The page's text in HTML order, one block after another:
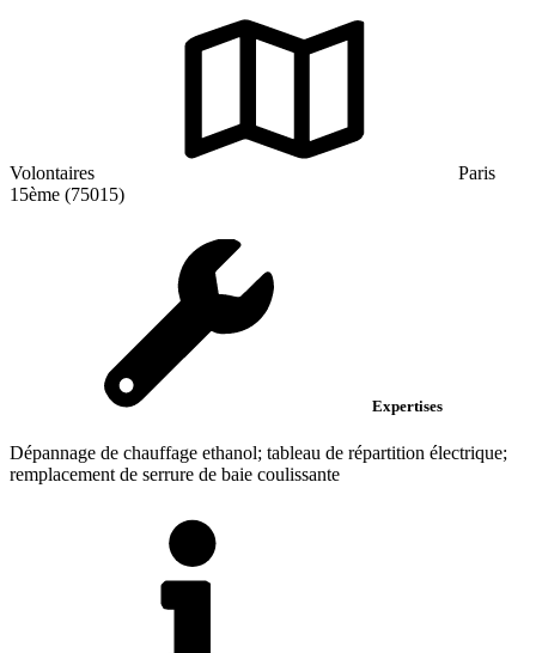
Volontaires
Paris
15ème (75015)
Expertises
Dépannage de chauffage ethanol; tableau de répartition électrique;
remplacement de serrure de baie coulissante